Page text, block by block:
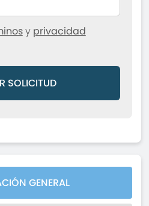
y privacidad
SOLICITUD
GENERAL